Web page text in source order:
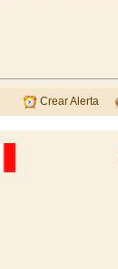
Crear Alerta